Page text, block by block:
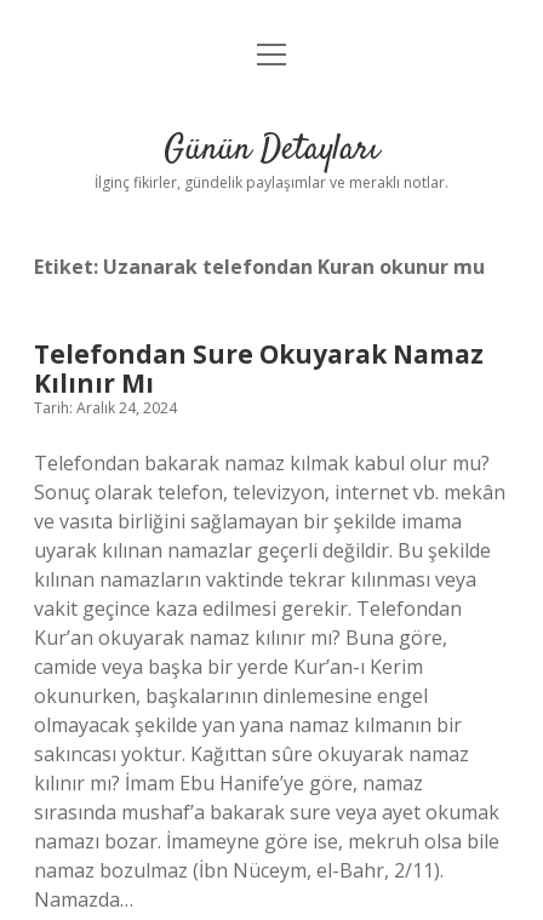
Gizlilik Politikası
Yasal Uyarı
menüyü
Günün Detayları
İlginç fikirler, gündelik paylaşımlar ve meraklı notlar.
Etiket: Uzanarak telefondan Kuran okunur mu
Telefondan Sure Okuyarak Namaz
Kılınır Mı
Tarih: Aralık 24, 2024
Telefondan bakarak namaz kılmak kabul olur mu?
Sonuç olarak telefon, televizyon, internet vb. mekân
ve vasıta birliğini sağlamayan bir şekilde imama
uyarak kılınan namazlar geçerli değildir. Bu şekilde
kılınan namazların vaktinde tekrar kılınması veya
vakit geçince kaza edilmesi gerekir. Telefondan
Kur’an okuyarak namaz kılınır mı? Buna göre,
camide veya başka bir yerde Kur’an-ı Kerim
okunurken, başkalarının dinlemesine engel
olmayacak şekilde yan yana namaz kılmanın bir
sakıncası yoktur. Kağıttan sûre okuyarak namaz
kılınır mı? İmam Ebu Hanife’ye göre, namaz
sırasında mushaf’a bakarak sure veya ayet okumak
namazı bozar. İmameyne göre ise, mekruh olsa bile
namaz bozulmaz (İbn Nüceym, el-Bahr, 2/11).
Namazda…